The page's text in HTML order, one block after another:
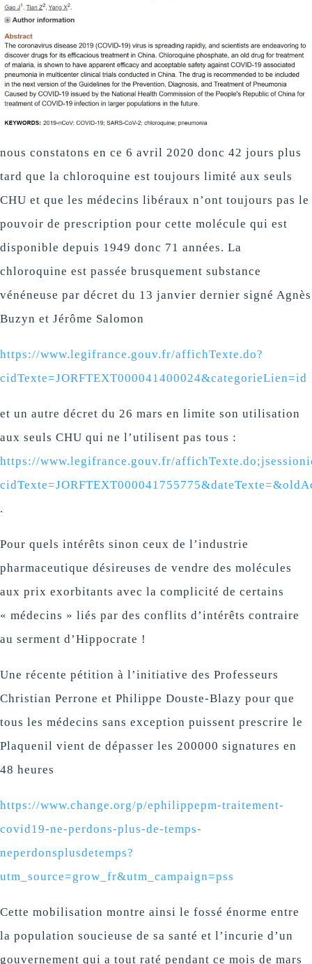
nous constatons en ce 6 avril 2020 donc 42 jours plus
tard que la chloroquine est toujours limité aux seuls
CHU et que les médecins libéraux n’ont toujours pas le
pouvoir de prescription pour cette molécule qui est
disponible depuis 1949 donc 71 années. La
chloroquine est passée brusquement substance
vénéneuse par décret du 13 janvier dernier signé Agnès
Buzyn et Jérôme Salomon
https://www.legifrance.gouv.fr/affichTexte.do?
cidTexte=JORFTEXT000041400024&categorieLien=id
et un autre décret du 26 mars en limite son utilisation
aux seuls CHU qui ne l’utilisent pas tous :
https://www.legifrance.gouv.fr/
.
Pour quels intérêts sinon ceux de l’industrie
pharmaceutique désireuses de vendre des molécules
aux prix exorbitants avec la complicité de certains
« médecins » liés par des conflits d’intérêts contraire
au serment d’Hippocrate !
Une récente pétition à l’initiative des Professeurs
Christian Perrone et Philippe Douste-Blazy pour que
tous les médecins sans exception puissent prescrire le
Plaquenil vient de dépasser les 200000 signatures en
48 heures
https://www.change.org/p/ephilippepm-traitement-
covid19-ne-perdons-plus-de-temps-
neperdonsplusdetemps?
utm_source=grow_fr&utm_campaign=pss
Cette mobilisation montre ainsi le fossé énorme entre
la population soucieuse de sa santé et l’incurie d’un
gouvernement qui a tout raté pendant ce mois de mars